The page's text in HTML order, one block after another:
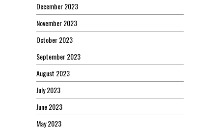
December 2023
November 2023
October 2023
September 2023
August 2023
July 2023
June 2023
May 2023